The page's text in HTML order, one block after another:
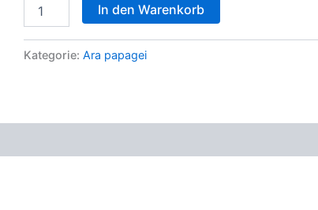
Monate
Blaugelber
💛
In den Warenkorb
Kategorie: Ara papagei